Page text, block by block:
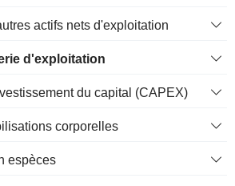
actifs nets d'exploitation
d'exploitation
du capital (CAPEX)
corporelles
espèces